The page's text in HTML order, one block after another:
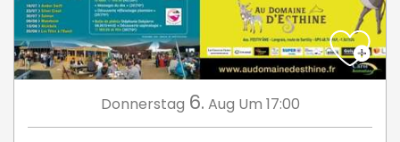
Donnerstag 6. Aug Um 17:00